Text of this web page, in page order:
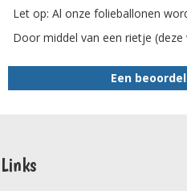
Let op: Al onze folieballonen
Door middel van een rietje
Een
Links